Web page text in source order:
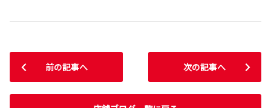
前の記事へ 次の記事へ